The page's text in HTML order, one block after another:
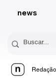
news